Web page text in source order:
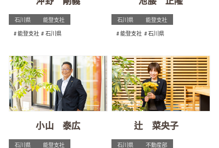
石川県 能登支社
能登支社 石川県
石川県 能登支社
能登支社 石川県
小山 泰広
石川県 能登支社
辻 菜央子
石川県 不動産部